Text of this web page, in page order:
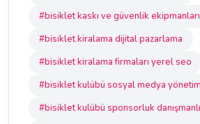
#bisiklet kaskı ve güvenlik
#bisiklet kiralama dijital pazarlama
#bisiklet kiralama firmaları yerel seo
#bisiklet kulübü sosyal medya
#bisiklet kulübü sponsorluk